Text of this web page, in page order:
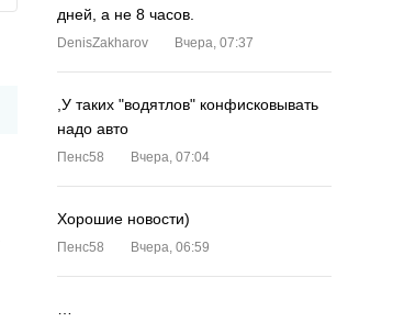
дней, а не 8 часов.
DenisZakharov Вчера, 07:37
,У таких "водятлов" конфисковывать
надо авто
Пенс58 Вчера, 07:04
Хорошие новости)
Пенс58 Вчера, 06:59